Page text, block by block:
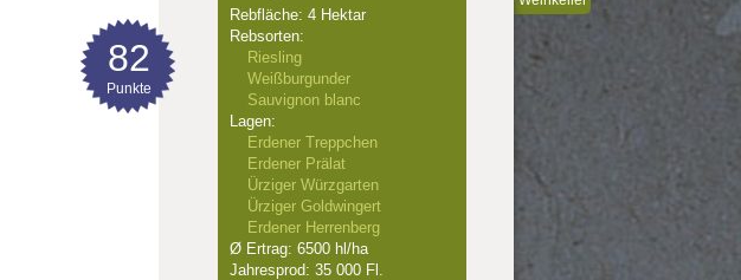
82
Punkte
Rebfläche: 4 Hektar
Rebsorten:
Riesling
Weißburgunder
Sauvignon blanc
Lagen:
Erdener Treppchen
Erdener Prälat
Ürziger Würzgarten
Ürziger Goldwingert
Erdener Herrenberg
Ø Ertrag: 6500 hl/ha
Jahresprod: 35 000 Fl.